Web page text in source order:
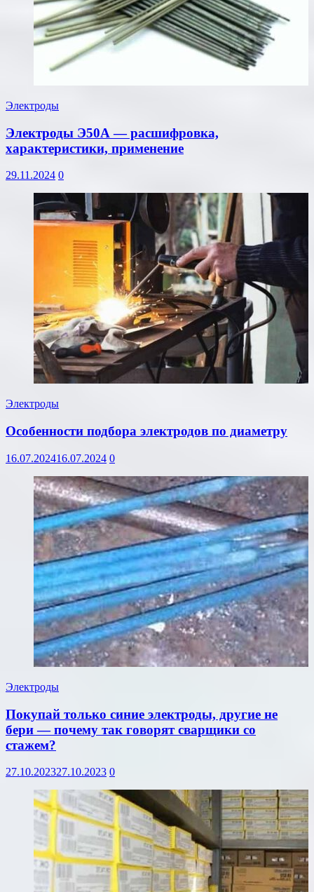
Электроды
Электроды Э50А — расшифровка,
характеристики, применение
29.11.2024 0
Электроды
Особенности подбора электродов по диаметру
16.07.202416.07.2024 0
Электроды
Покупай только синие электроды, другие не
бери — почему так говорят сварщики со
стажем?
27.10.202327.10.2023 0